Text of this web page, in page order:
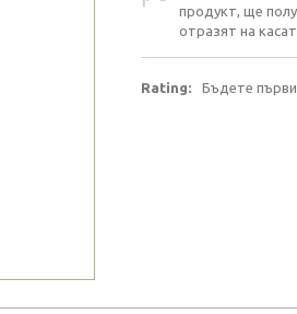
продукт, ще
отразят на
Rating: Бъдете